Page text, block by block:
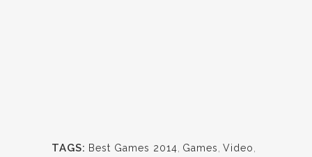
TAGS: Best Games 2014 Games Video